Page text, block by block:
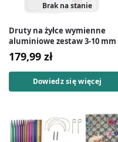
Brak na stanie
Druty na żyłce wymienne
aluminiowe zestaw 3-10 mm
179,99 zł
Dowiedz się więcej